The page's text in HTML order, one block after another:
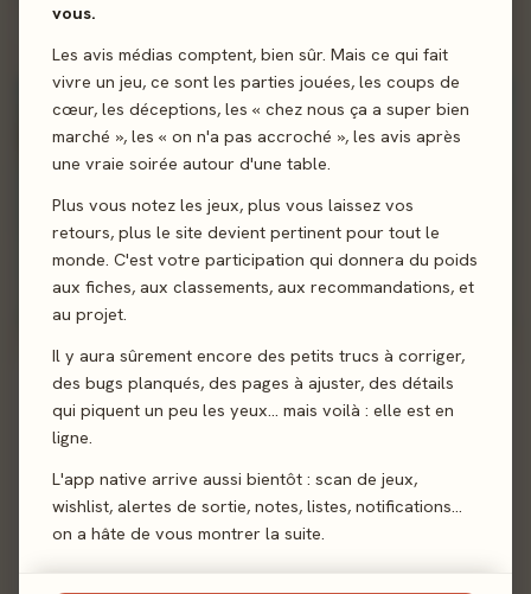
vous.
Les avis médias comptent, bien sûr. Mais ce qui fait
vivre un jeu, ce sont les parties jouées, les coups de
cœur, les déceptions, les « chez nous ça a super bien
marché », les « on n'a pas accroché », les avis après
une vraie soirée autour d'une table.
Plus vous notez les jeux, plus vous laissez vos
retours, plus le site devient pertinent pour tout le
monde. C'est votre participation qui donnera du poids
aux fiches, aux classements, aux recommandations, et
au projet.
Il y aura sûrement encore des petits trucs à corriger,
des bugs planqués, des pages à ajuster, des détails
qui piquent un peu les yeux… mais voilà : elle est en
ligne.
L'app native arrive aussi bientôt : scan de jeux,
wishlist, alertes de sortie, notes, listes, notifications…
on a hâte de vous montrer la suite.
Œuvres majeures
100%
2025 · EXPERT · 1-5 J
Sanctuary
90%
2023 · EXPERT · 1-4 J
Ark Nova : Mondes Marins -
Extension